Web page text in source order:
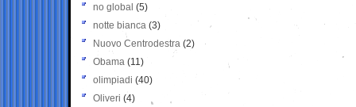
no global (5)
notte bianca (3)
Nuovo Centrodestra (2)
Obama (11)
olimpiadi (40)
Oliveri (4)